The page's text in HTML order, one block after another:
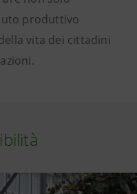
produttivo
vita dei cittadini